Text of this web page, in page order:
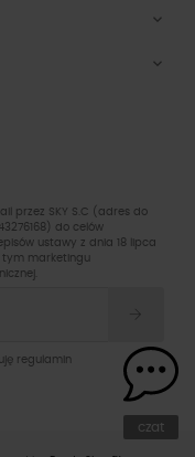


przez SKY S.C (adres do
do celów
ustawy z dnia 18 lipca
tym marketingu
regulamin
czat